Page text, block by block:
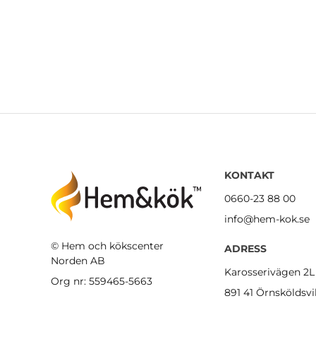
© Hem och kökscenter
Norden AB
Org nr: 559465-5663
KONTAKT
0660-23 88 00
info@hem-kok.se
ADRESS
Karosserivägen 2L
891 41